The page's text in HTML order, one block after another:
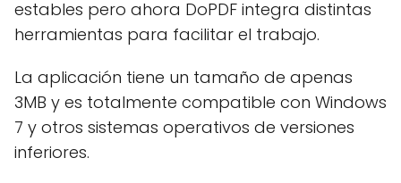
estables pero ahora DoPDF integra distintas
herramientas para facilitar el trabajo.
La aplicación tiene un tamaño de apenas
3MB y es totalmente compatible con Windows
7 y otros sistemas operativos de versiones
inferiores.